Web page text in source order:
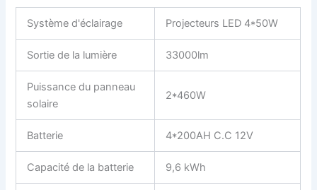
Système d'éclairage Projecteurs LED 4*50W
Sortie de la lumière 33000lm
Puissance du panneau
solaire
2*460W
Batterie 4*200AH C.C 12V
Capacité de la batterie 9,6 kWh